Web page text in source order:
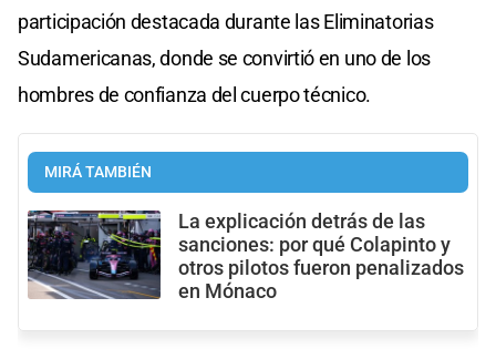
participación destacada durante las Eliminatorias
Sudamericanas, donde se convirtió en uno de los
hombres de confianza del cuerpo técnico.
MIRÁ TAMBIÉN
La explicación detrás de las
sanciones: por qué Colapinto y
otros pilotos fueron penalizados
en Mónaco